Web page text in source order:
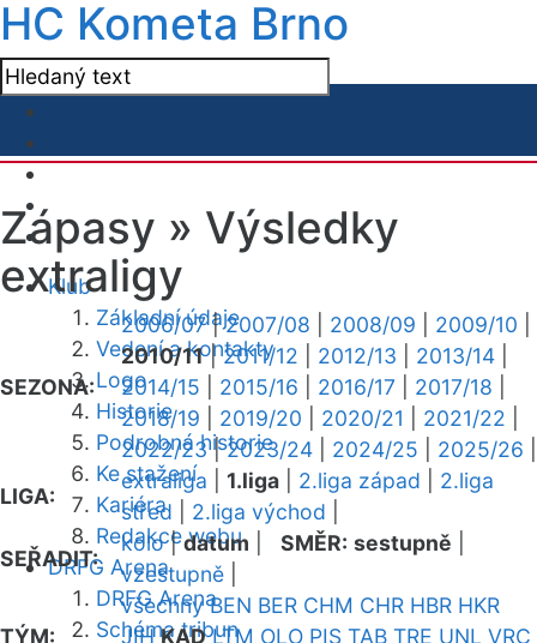
HC Kometa Brno
Klub
Základní údaje
Vedení a kontakty
Logo
Historie
Podrobná historie
Ke stažení
Kariéra
Redakce webu
DRFG Arena
DRFG Arena
Schéma tribun
Zápasy » Výsledky
extraligy
SEZONA:
2006/07|2007/08 2008/09 2009/10
2010/11|2011/12 2012/13 2013/14
2014/15
2015/16 2016/17 2017/18
2018/19
2019/20 2020/21 2021/22
2022/23|2023/24 2024/25 2025/26
LIGA:
extraliga 1.liga 2.liga západ
2.liga
střed
2.liga východ
SEŘADIT:
kolo|datum SMĚR: sestupně
vzestupně
TÝM:
všechny BEN BER CHM CHR HBR HKR
JIH KAD LTM OLO PIS TAB TRE UNL VRC